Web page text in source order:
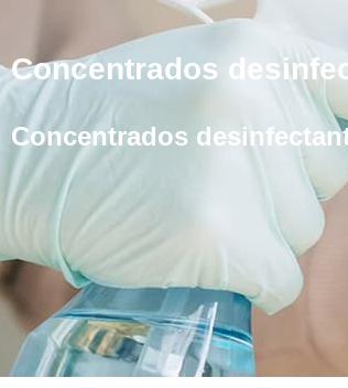
Concentrados
Concentrados